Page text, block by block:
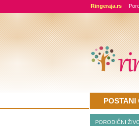
Ringeraja.rs
PORODIČNI
POSTANI